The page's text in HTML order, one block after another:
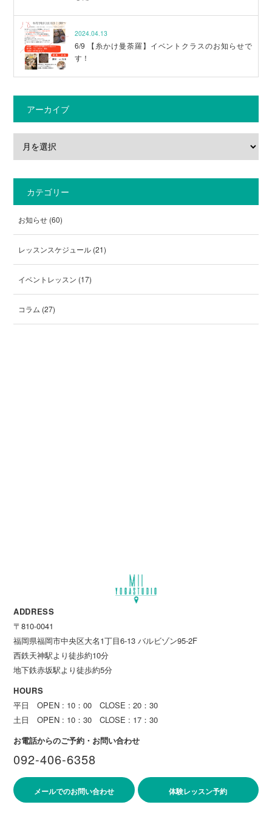
2024.04.13
6/9 【糸かけ曼荼羅】イベントクラスのお知らせで
す！
アーカイブ
カテゴリー
お知らせ (60)
レッスンスケジュール (21)
イベントレッスン (17)
コラム (27)
ADDRESS
〒810-0041
福岡県福岡市中央区大名1丁目6-13 バルビゾン95-2F
西鉄天神駅より徒歩約10分
地下鉄赤坂駅より徒歩約5分
HOURS
平日 OPEN : 10：00 CLOSE : 20：30
土日 OPEN : 10：30 CLOSE : 17：30
お電話からのご予約・お問い合わせ
092-406-6358
メールでのお問い合わせ 体験レッスン予約